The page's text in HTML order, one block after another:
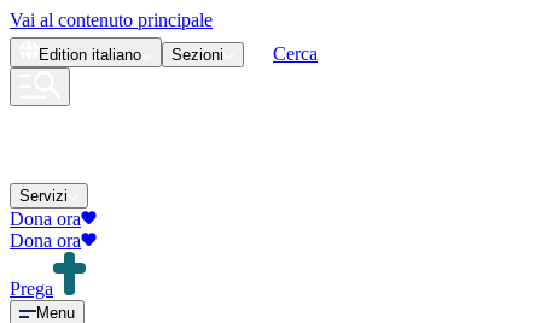
Vai al contenuto principale
Edition italiano Sezioni Cerca
Servizi
Dona ora
Dona ora
Prega
Menu